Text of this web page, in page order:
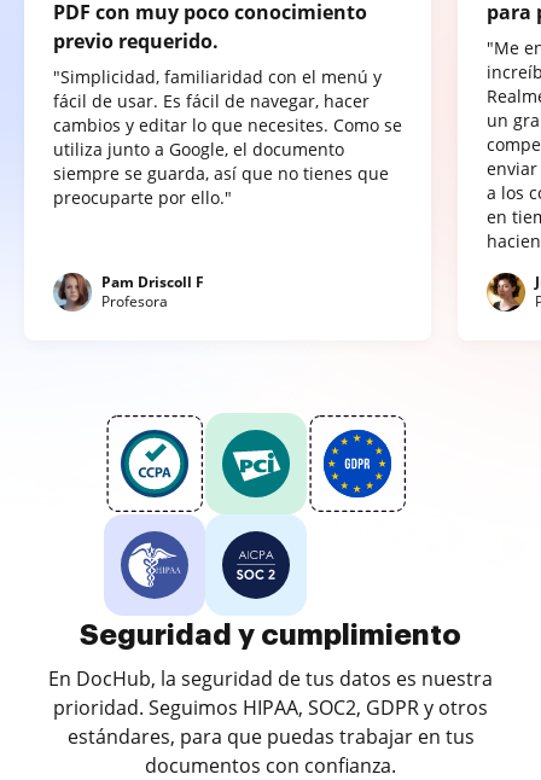
PDF con muy poco conocimiento
previo requerido.
"Simplicidad, familiaridad con el menú y
fácil de usar. Es fácil de navegar, hacer
cambios y editar lo que necesites. Como se
utiliza junto a Google, el documento
siempre se guarda, así que no tienes que
preocuparte por ello."
Pam Driscoll F
Profesora
para
"Me
un
a los
en
Seguridad y cumplimiento
En DocHub, la seguridad de tus datos es nuestra
prioridad. Seguimos HIPAA, SOC2, GDPR y otros
estándares, para que puedas trabajar en tus
documentos con confianza.